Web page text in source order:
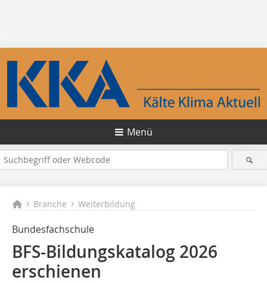
Menü
Branche Weiterbildung
Bundesfachschule
BFS-Bildungskatalog 2026
erschienen